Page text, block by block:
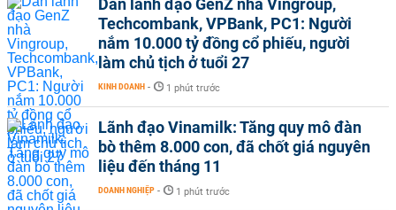
Dàn lãnh đạo GenZ nhà Vingroup,
Techcombank, VPBank, PC1: Người
nắm 10.000 tỷ đồng cổ phiếu, người
làm chủ tịch ở tuổi 27
KINH DOANH - 1 phút trước
Lãnh đạo Vinamilk: Tăng quy mô đàn
bò thêm 8.000 con, đã chốt giá nguyên
liệu đến tháng 11
DOANH NGHIỆP - 1 phút trước